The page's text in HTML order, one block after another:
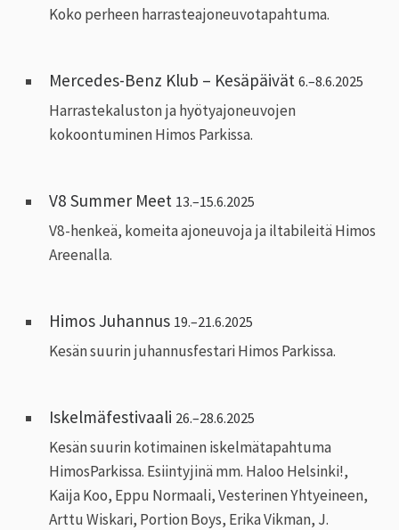
Koko perheen harrasteajoneuvotapahtuma.
Mercedes-Benz Klub – Kesäpäivät 6.–8.6.2025
Harrastekaluston ja hyötyajoneuvojen
kokoontuminen Himos Parkissa.
V8 Summer Meet 13.–15.6.2025
V8-henkeä, komeita ajoneuvoja ja iltabileitä Himos
Areenalla.
Himos Juhannus 19.–21.6.2025
Kesän suurin juhannusfestari Himos Parkissa.
Iskelmäfestivaali 26.–28.6.2025
Kesän suurin kotimainen iskelmätapahtuma
HimosParkissa. Esiintyjinä mm. Haloo Helsinki!,
Kaija Koo, Eppu Normaali, Vesterinen Yhtyeineen,
Arttu Wiskari, Portion Boys, Erika Vikman, J.